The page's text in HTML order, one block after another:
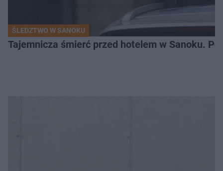
ŚLEDZTWO W SANOKU
Tajemnicza śmierć przed hotelem w Sanoku.